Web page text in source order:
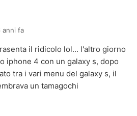
anni fa
il ridicolo lol... l'altro giorno
iphone 4 con un galaxy s, dopo
tra i vari menu del galaxy s, il
un tamagochi